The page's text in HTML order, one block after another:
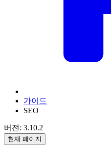
가이드
SEO
버전: 3.10.2
현재 페이지